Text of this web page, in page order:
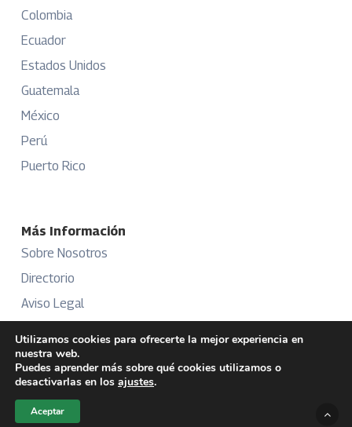
Colombia
Ecuador
Estados Unidos
Guatemala
México
Perú
Puerto Rico
Más Información
Sobre Nosotros
Directorio
Aviso Legal
Publicidad
Utilizamos cookies para ofrecerte la mejor experiencia en
nuestra web.
Puedes aprender más sobre qué cookies utilizamos o
desactivarlas en los ajustes.
Aceptar